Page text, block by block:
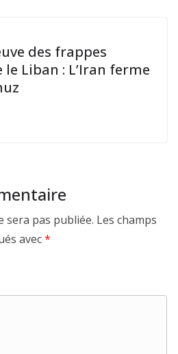
des frappes
Liban : L’Iran ferme
sera pas publiée. Les champs
avec*